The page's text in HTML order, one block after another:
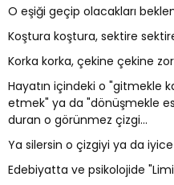
O eşiği geçip olacakları
Koştura koştura, sektire
Korka korka, çekine çekine
Hayatın içindeki o "gitmekle
etmek" ya da "dönüşmekle
duran o görünmez çizgi...
Ya silersin o çizgiyi ya da iyice
Edebiyatta ve psikolojide